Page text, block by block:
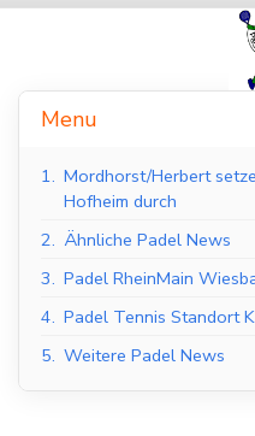
Menu
1. Mordhorst/Herbert
Hofheim durch
2. Ähnliche Padel News
3. Padel RheinMain
4. Padel Tennis Standort
5. Weitere Padel News